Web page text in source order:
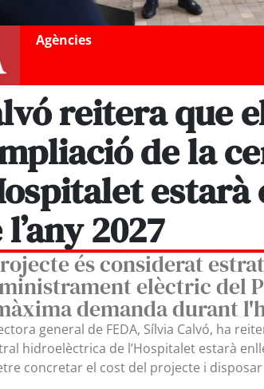
Agències
reitera que
de la
2027
és considerat
elèctric del
demanda durant
general de FEDA, Sílvia Calvó, ha
hidroelèctrica de l’Hospitalet estarà
concretar el cost del projecte i